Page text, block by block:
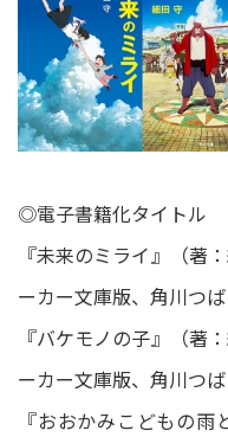
◎電子書籍化タイトル
『未来のミライ』（著
ーカー文庫版、角川つば
『バケモノの子』（著
ーカー文庫版、角川つば
『おおかみこどもの